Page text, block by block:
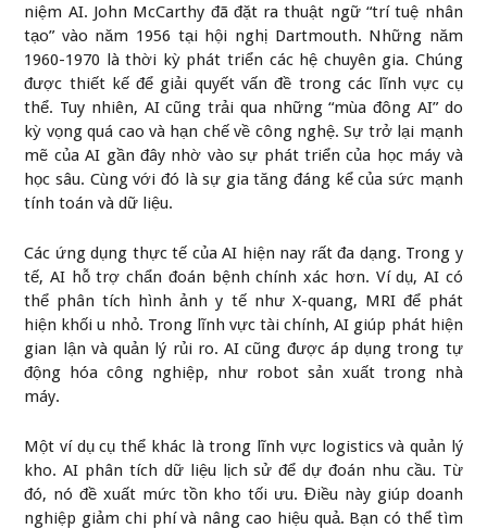
niệm AI. John McCarthy đã đặt ra thuật ngữ “trí tuệ nhân
tạo” vào năm 1956 tại hội nghị Dartmouth. Những năm
1960-1970 là thời kỳ phát triển các hệ chuyên gia. Chúng
được thiết kế để giải quyết vấn đề trong các lĩnh vực cụ
thể. Tuy nhiên, AI cũng trải qua những “mùa đông AI” do
kỳ vọng quá cao và hạn chế về công nghệ. Sự trở lại mạnh
mẽ của AI gần đây nhờ vào sự phát triển của học máy và
học sâu. Cùng với đó là sự gia tăng đáng kể của sức mạnh
tính toán và dữ liệu.
Các ứng dụng thực tế của AI hiện nay rất đa dạng. Trong y
tế, AI hỗ trợ chẩn đoán bệnh chính xác hơn. Ví dụ, AI có
thể phân tích hình ảnh y tế như X-quang, MRI để phát
hiện khối u nhỏ. Trong lĩnh vực tài chính, AI giúp phát hiện
gian lận và quản lý rủi ro. AI cũng được áp dụng trong tự
động hóa công nghiệp, như robot sản xuất trong nhà
máy.
Một ví dụ cụ thể khác là trong lĩnh vực logistics và quản lý
kho. AI phân tích dữ liệu lịch sử để dự đoán nhu cầu. Từ
đó, nó đề xuất mức tồn kho tối ưu. Điều này giúp doanh
nghiệp giảm chi phí và nâng cao hiệu quả. Bạn có thể tìm